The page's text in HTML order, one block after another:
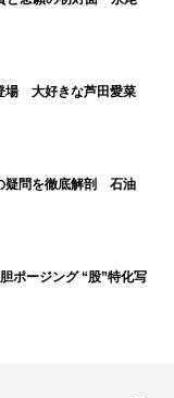
場 大好きな芦田愛菜
疑問を徹底解剖 石油
ポージング “股”特化写